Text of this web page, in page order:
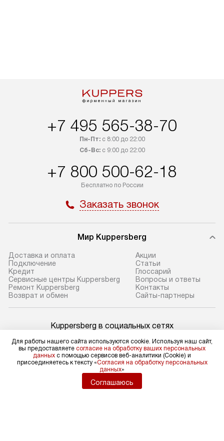
+7 495 565-38-70
Пн-Пт:с 8:00 до 22:00
Сб-Вс:с 9:00 до 22:00
+7 800 500-62-18
Бесплатно по России
Заказать звонок
Мир Kuppersberg
Доставка и оплата
Подключение
Кредит
Сервисные центры Kuppersberg
Ремонт Kuppersberg
Возврат и обмен
Акции
Cтатьи
Глоссарий
Вопросы и ответы
Контакты
Сайты-партнеры
Kuppersberg в социальных сетях
Для физических лиц
shop@kuppers-russia.ru
Для юридических лиц
Для работы нашего сайта используются cookie. Используя наш сайт,
вы предоставляете согласие на обработку ваших персональных
данных с помощью сервисов веб-аналитики (Cookie) и
присоединяетесь к тексту «Согласия на обработку персональных
данных»
Соглашаюсь